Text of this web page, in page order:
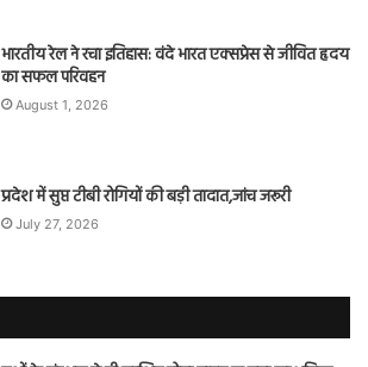
भारतीय रेल ने रचा इतिहास: वंदे भारत एक्सप्रेस से जीवित हृदय
का सफल परिवहन
August 1, 2026
प्रदेश में सुप्त टीबी रोगियों की बड़ी तादात,जांच जरूरी
July 27, 2026